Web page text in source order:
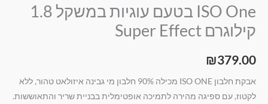
ISO One בטעם עוגיות במשקל 1.8
קילוגרם Super Effect
₪379.00
אבקת חלבון ISO ONE מכילה 90% חלבון מי גבינה איזולאט טהור, ללא
לקטוז, עם ספיגה מהירה לתמיכה אופטימלית בבניית שריר והתאוששות.